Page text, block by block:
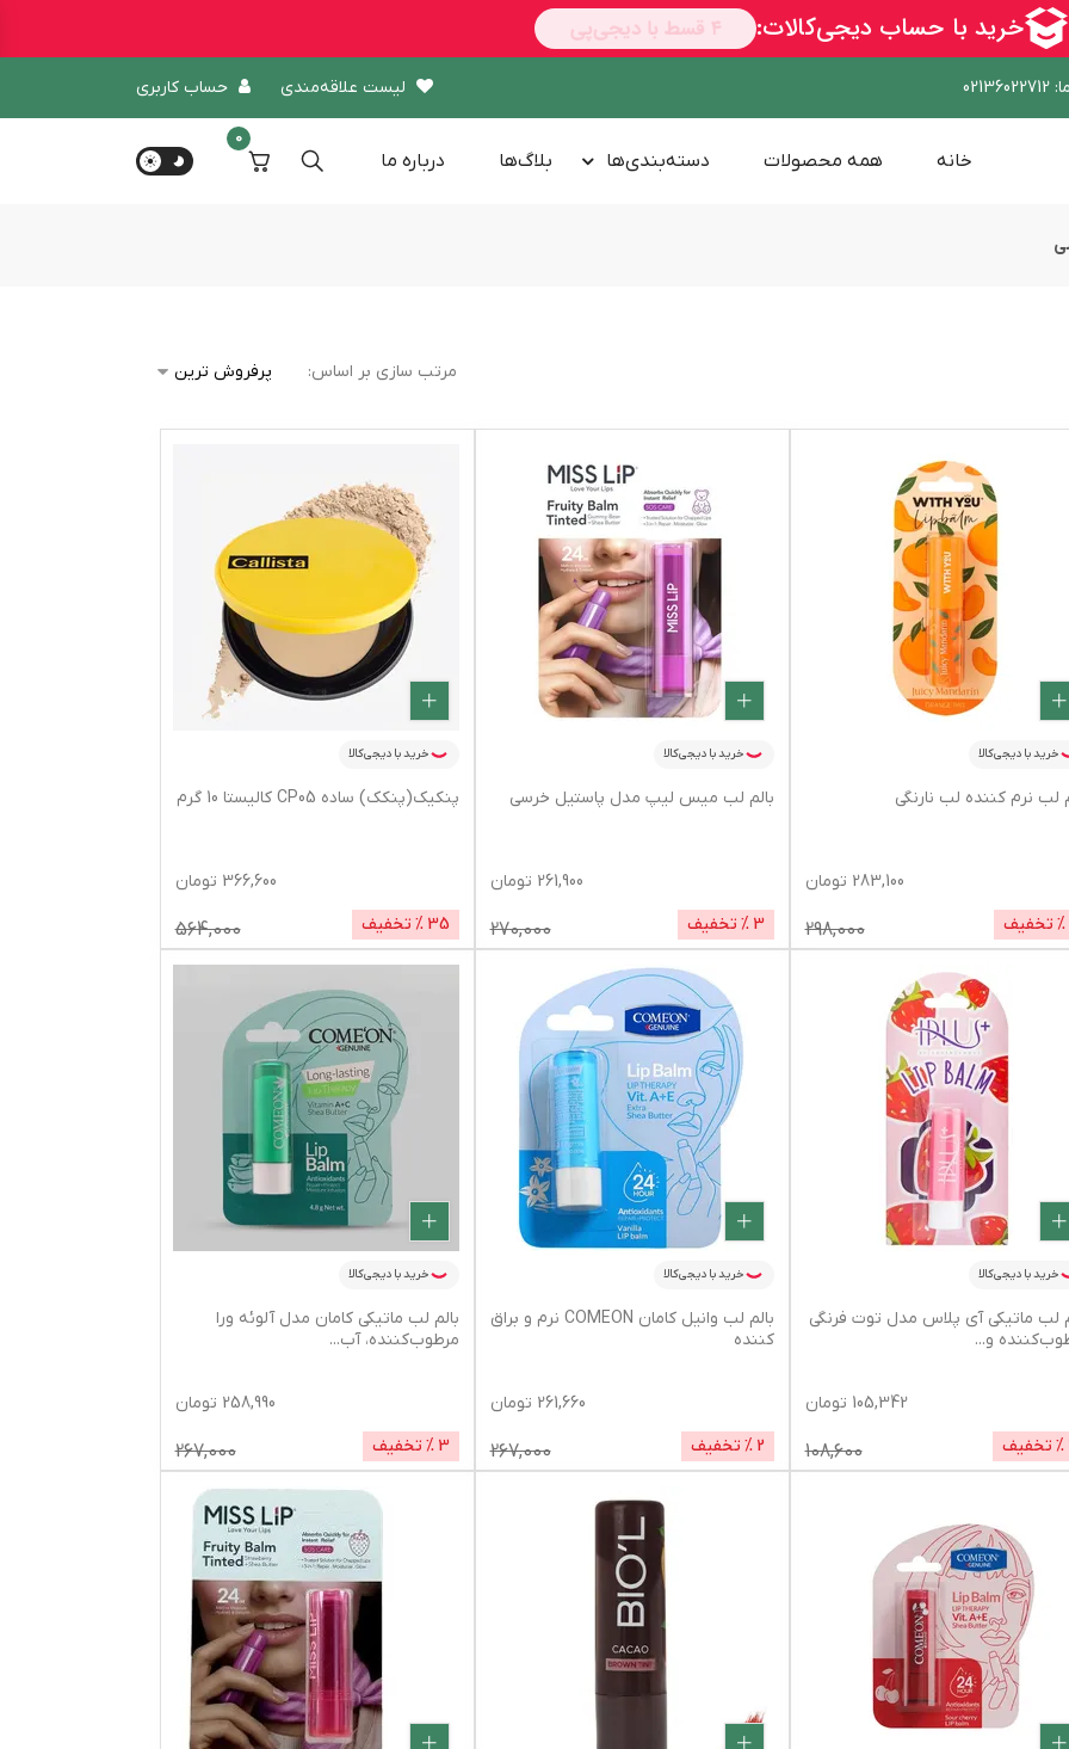
:
02136022712 لیست علاقه‌مندی حساب کاربری
خانه همه محصولات دسته‌بندی‌ها بلاگ‌ها درباره‌ ما
0
مرتب سازی بر اساس:
خرید با دیجی‌کالا
لب نرم کننده لب نارنگی
283,100 تومان
% تخفیف 298,000
خرید با دیجی‌کالا
بالم لب میس لیپ مدل پاستیل خرسی
261,900 تومان
3 % تخفیف 270,000
خرید با دیجی‌کالا
پنکیک(پنکک) ساده CP05 کالیستا 10 گرم
366,600 تومان
35 % تخفیف 564,000
خرید با دیجی‌کالا
لب ماتیکی آی پلاس مدل توت فرنگی
و...
105,342 تومان
% تخفیف 108,600
خرید با دیجی‌کالا
بالم لب وانیل کامان COMEON نرم و براق
کننده
261,660 تومان
2 % تخفیف 267,000
خرید با دیجی‌کالا
بالم لب ماتیکی کامان مدل آلوئه ورا
مرطوب‌کننده، آب...
258,990 تومان
3 % تخفیف 267,000